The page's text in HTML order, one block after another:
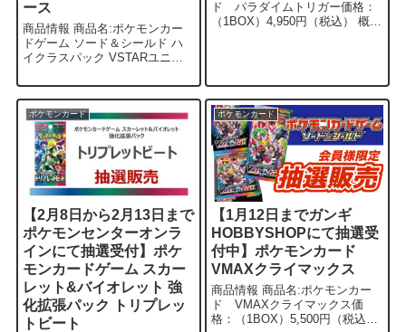
ース
商品情報 商品名:ポケモンカー
ドゲーム ソード＆シールド ハ
イクラスパック VSTARユニバ
（1BOX）5,500円（税込） 概要
ポケモンカードゲームソード＆
シールド ハイクラスパッ...
ド パラダイムトリガー価格：
（1BOX）4,950円（税込） 概要
ポケモンカード
【2月8日から2月13日まで
ポケモンセンターオンラ
インにて抽選受付】ポケ
モンカードゲーム スカー
レット&バイオレット 強
化拡張パック トリプレッ
トビート
ポケモンカード
【1月12日までガンギ
HOBBYSHOPにて抽選受
付中】ポケモンカード
VMAXクライマックス
商品情報 商品名:ポケモンカー
ド VMAXクライマックス価
格：（1BOX）5,500円（税込）